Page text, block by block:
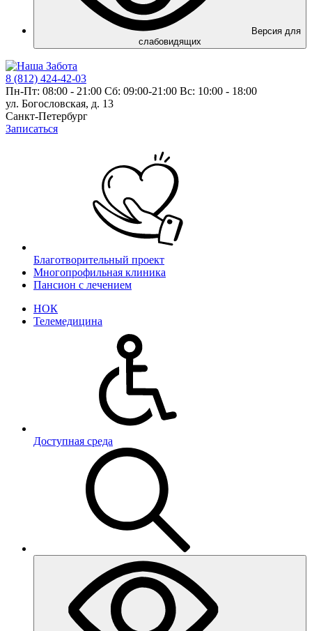
Версия для
слабовидящих
8 (812) 424-42-03
Пн-Пт: 08:00 - 21:00 Сб: 09:00-21:00 Вс: 10:00 - 18:00
ул. Богословская, д. 13
Санкт-Петербург
Записаться
Благотворительный проект
Многопрофильная клиника
Пансион с лечением
НОК
Телемедицина
Доступная среда